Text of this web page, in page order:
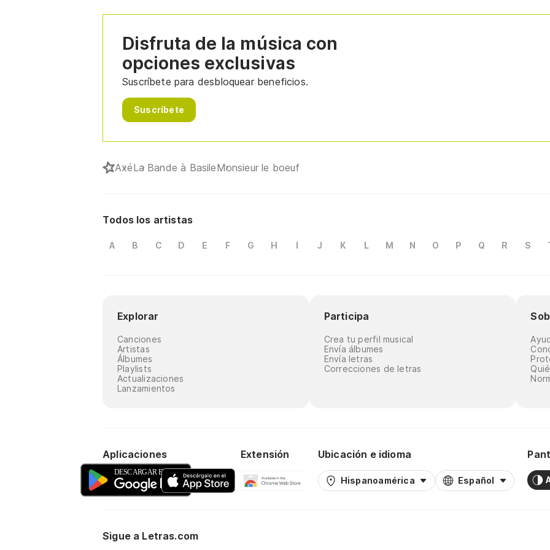
Disfruta de la música con
opciones exclusivas
Suscríbete para desbloquear beneficios.
Suscríbete
AxéLa Bande à BasileMonsieur le boeuf
Todos los artistas
A B C D E F G H I J K L M N O P Q R S
Explorar
Canciones
Artistas
Álbumes
Playlists
Actualizaciones
Lanzamientos
Participa
Crea tu perfil musical
Envía álbumes
Envía letras
Correcciones de letras
Aplicaciones Extensión Ubicación e idioma
Hispanoamérica Español
Sigue a Letras.com